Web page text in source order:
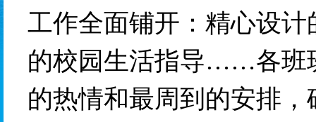
工作全面铺开：精心设
的校园生活指导……各班
的热情和最周到的安排